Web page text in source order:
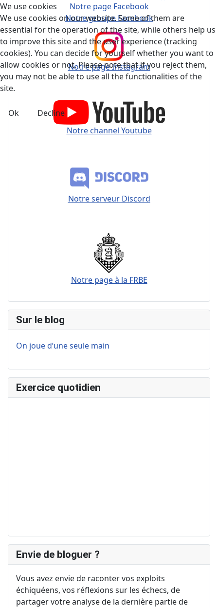
Notre page Facebook
Notre groupe Facebook
Notre page Instagram
Notre channel Youtube
Notre serveur Discord
Notre page à la FRBE
Sur le blog
On joue d’une seule main
Exercice quotidien
Envie de bloguer ?
Vous avez envie de raconter vos exploits
échiquéens, vos réflexions sur les échecs, de
partager votre analyse de la dernière partie de
We use cookies
We use cookies on our website. Some of them are
essential for the operation of the site, while others help us
to improve this site and the user experience (tracking
cookies). You can decide for yourself whether you want to
allow cookies or not. Please note that if you reject them,
you may not be able to use all the functionalities of the
site.
Ok Decline